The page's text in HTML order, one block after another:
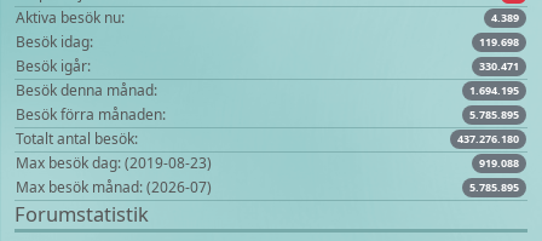
Aktiva besök nu: 4.389
Besök idag: 119.698
Besök igår: 330.471
Besök denna månad: 1.694.195
Besök förra månaden: 5.785.895
Totalt antal besök: 437.276.180
Max besök dag: (2019-08-23) 919.088
Max besök månad: (2026-07) 5.785.895
Forumstatistik